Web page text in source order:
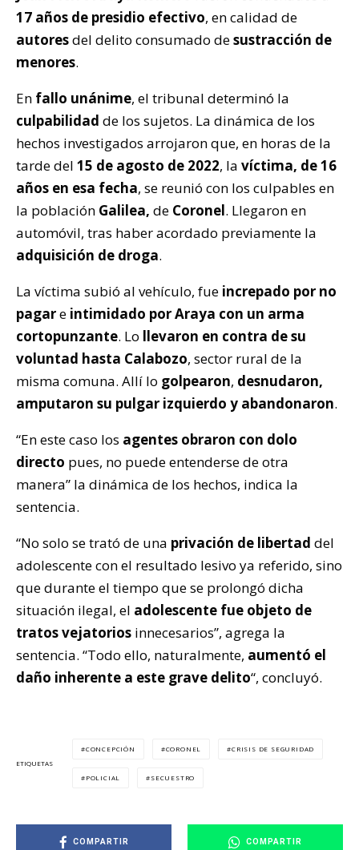
17 años de presidio efectivo, en calidad de
autoresdel delito consumado desustracción de
menores.
En fallo unánime, el tribunal determinó la
culpabilidad de los sujetos. La dinámica de los
hechos investigados arrojaron que, en horas de la
tarde del 15 de agosto de 2022, la víctima, de 16
años en esa fecha, se reunió con los culpables en
la población Galilea, de Coronel. Llegaron en
automóvil, tras haber acordado previamente la
adquisición de droga.
La víctima subió al vehículo, fue increpado por no
pagare intimidado por Araya con un arma
cortopunzante. Lo llevaron en contra de su
voluntad hasta Calabozo, sector rural de la
misma comuna. Allí lo golpearon, desnudaron,
amputaron su pulgar izquierdo y abandonaron.
“En este caso los agentes obraron con dolo
directo pues, no puede entenderse de otra
manera” la dinámica de los hechos, indica la
sentencia.
“No solo se trató de una privación de libertad del
adolescente con el resultado lesivo ya referido, sino
que durante el tiempo que se prolongó dicha
situación ilegal, el adolescente fue objeto de
tratos vejatorios innecesarios”, agrega la
sentencia. “Todo ello, naturalmente, aumentó el
daño inherente a este grave delito“, concluyó.
ETIQUETAS
CONCEPCIÓN CORONEL CRISIS DE SEGURIDAD
POLICIAL SECUESTRO
COMPARTIR COMPARTIR